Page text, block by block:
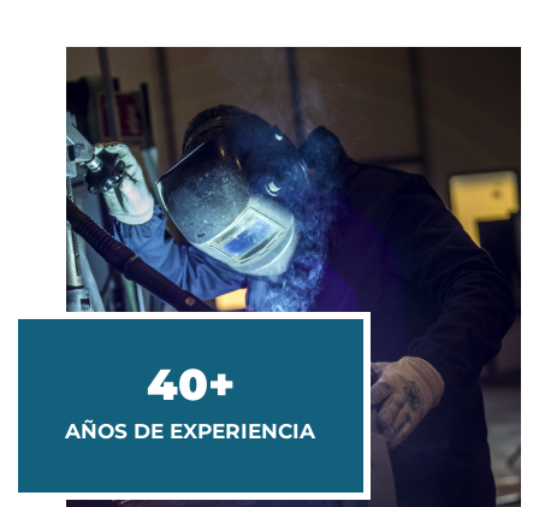
40+
AÑOS DE EXPERIENCIA